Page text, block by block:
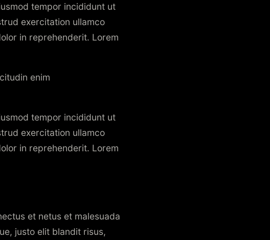
tempor incididunt ut
exercitation ullamco
in reprehenderit. Lorem
enim
tempor incididunt ut
exercitation ullamco
in reprehenderit. Lorem
et netus et malesuada
justo elit blandit risus,